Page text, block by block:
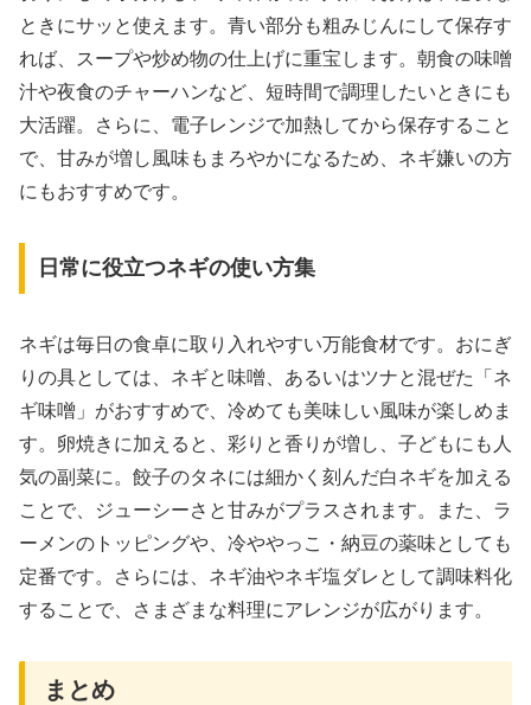
ときにサッと使えます。青い部分も粗みじんにして保存す
れば、スープや炒め物の仕上げに重宝します。朝食の味噌
汁や夜食のチャーハンなど、短時間で調理したいときにも
大活躍。さらに、電子レンジで加熱してから保存すること
で、甘みが増し風味もまろやかになるため、ネギ嫌いの方
にもおすすめです。
日常に役立つネギの使い方集
ネギは毎日の食卓に取り入れやすい万能食材です。おにぎ
りの具としては、ネギと味噌、あるいはツナと混ぜた「ネ
ギ味噌」がおすすめで、冷めても美味しい風味が楽しめま
す。卵焼きに加えると、彩りと香りが増し、子どもにも人
気の副菜に。餃子のタネには細かく刻んだ白ネギを加える
ことで、ジューシーさと甘みがプラスされます。また、ラ
ーメンのトッピングや、冷ややっこ・納豆の薬味としても
定番です。さらには、ネギ油やネギ塩ダレとして調味料化
することで、さまざまな料理にアレンジが広がります。
まとめ